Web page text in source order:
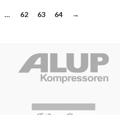
… 62 63 64 →